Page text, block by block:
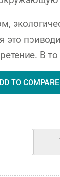
это
В
TO COMPARE